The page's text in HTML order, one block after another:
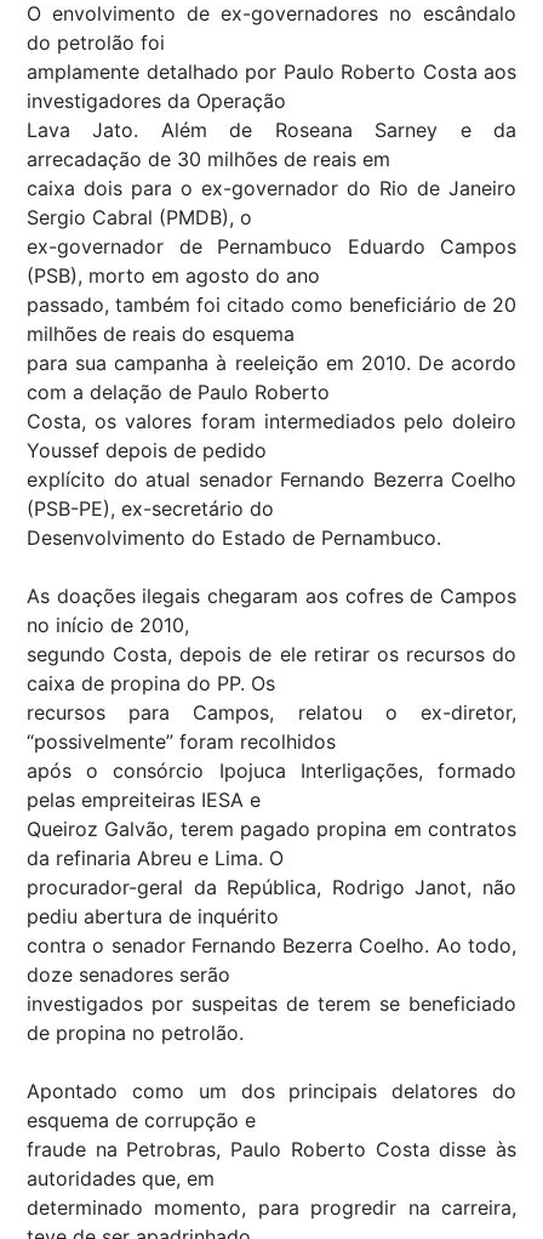
O envolvimento de ex-governadores no escândalo
do petrolão foi
amplamente detalhado por Paulo Roberto Costa aos
investigadores da Operação
Lava Jato. Além de Roseana Sarney e da
arrecadação de 30 milhões de reais em
caixa dois para o ex-governador do Rio de Janeiro
Sergio Cabral (PMDB), o
ex-governador de Pernambuco Eduardo Campos
(PSB), morto em agosto do ano
passado, também foi citado como beneficiário de 20
milhões de reais do esquema
para sua campanha à reeleição em 2010. De acordo
com a delação de Paulo Roberto
Costa, os valores foram intermediados pelo doleiro
Youssef depois de pedido
explícito do atual senador Fernando Bezerra Coelho
(PSB-PE), ex-secretário do
Desenvolvimento do Estado de Pernambuco.
As doações ilegais chegaram aos cofres de Campos
no início de 2010,
segundo Costa, depois de ele retirar os recursos do
caixa de propina do PP. Os
recursos para Campos, relatou o ex-diretor,
“possivelmente” foram recolhidos
após o consórcio Ipojuca Interligações, formado
pelas empreiteiras IESA e
Queiroz Galvão, terem pagado propina em contratos
da refinaria Abreu e Lima. O
procurador-geral da República, Rodrigo Janot, não
pediu abertura de inquérito
contra o senador Fernando Bezerra Coelho. Ao todo,
doze senadores serão
investigados por suspeitas de terem se beneficiado
de propina no petrolão.
Apontado como um dos principais delatores do
esquema de corrupção e
fraude na Petrobras, Paulo Roberto Costa disse às
autoridades que, em
determinado momento, para progredir na carreira,